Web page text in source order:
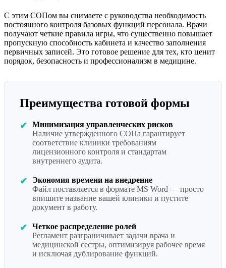
С этим СОПом вы снимаете с руководства необходимость
постоянного контроля базовых функций персонала. Врачи
получают четкие правила игры, что существенно повышает
пропускную способность кабинета и качество заполнения
первичных записей. Это готовое решение для тех, кто ценит
порядок, безопасность и профессионализм в медицине.
Преимущества готовой формы
✔
Минимизация управленческих рисков
Наличие утвержденного СОПа гарантирует
соответствие клиники требованиям
лицензионного контроля и стандартам
внутреннего аудита.
✔
Экономия времени на внедрение
Файл поставляется в формате MS Word — просто
впишите название вашей клиники и пустите
документ в работу.
✔
Четкое распределение ролей
Регламент разграничивает задачи врача и
медицинской сестры, оптимизируя рабочее время
и исключая дублирование функций.